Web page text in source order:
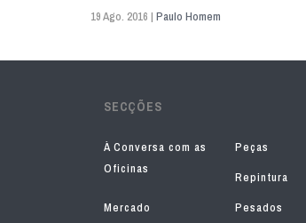
19 Ago. 2016 | Paulo Homem
SECÇÕES
À Conversa com as
Oficinas
Peças
Repintura
Mercado
Pesados